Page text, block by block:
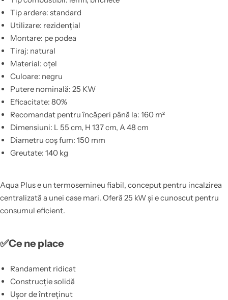
Tip ardere: standard
Utilizare: rezidențial
Montare: pe podea
Tiraj: natural
Material: oțel
Culoare: negru
Putere nominală: 25 KW
Eficacitate: 80%
Recomandat pentru încăperi până la: 160 m²
Dimensiuni: L 55 cm, H 137 cm, A 48 cm
Diametru coș fum: 150 mm
Greutate: 140 kg
Aqua Plus e un termosemineu fiabil, conceput pentru incalzirea
centralizată a unei case mari. Oferă 25 kW și e cunoscut pentru
consumul eficient.
✅Ce ne place
Randament ridicat
Construcție solidă
Ușor de întreținut